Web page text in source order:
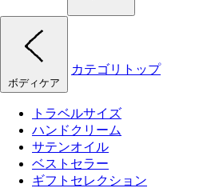
ボディケア
カテゴリトップ
トラベルサイズ
ハンドクリーム
サテンオイル
ベストセラー
ギフトセレクション